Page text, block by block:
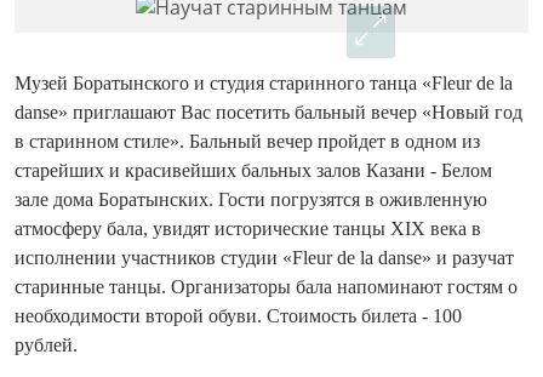
Музей Боратынского и студия старинного танца «Fleur de la
danse» приглашают Вас посетить бальный вечер «Новый год
в старинном стиле». Бальный вечер пройдет в одном из
старейших и красивейших бальных залов Казани - Белом
зале дома Боратынских. Гости погрузятся в оживленную
атмосферу бала, увидят исторические танцы XIX века в
исполнении участников студии «Fleur de la danse» и разучат
старинные танцы. Организаторы бала напоминают гостям о
необходимости второй обуви. Стоимость билета - 100
рублей.